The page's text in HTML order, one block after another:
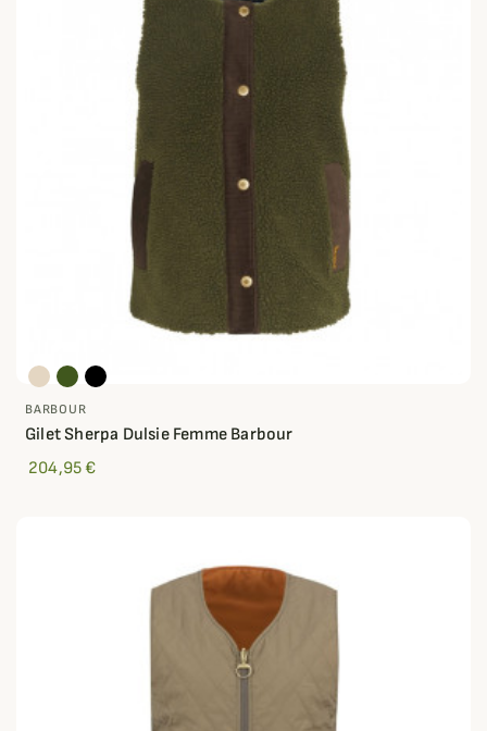
BARBOUR
Gilet Sherpa Dulsie Femme Barbour
204,95 €